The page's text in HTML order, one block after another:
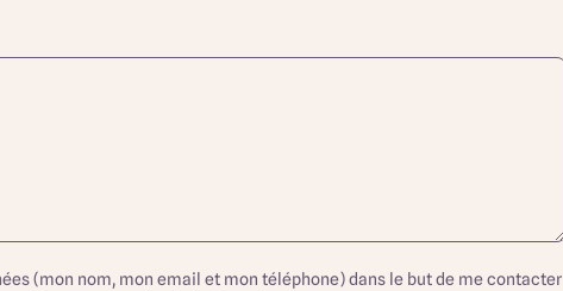
(mon nom, mon email et mon téléphone) dans le but de me contacter